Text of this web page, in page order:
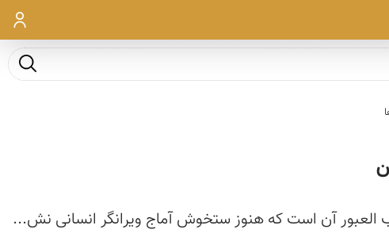
ورود
جست و
العبور آن است كه هنوز ستخوش آماج ویرانگر انسانی نش...